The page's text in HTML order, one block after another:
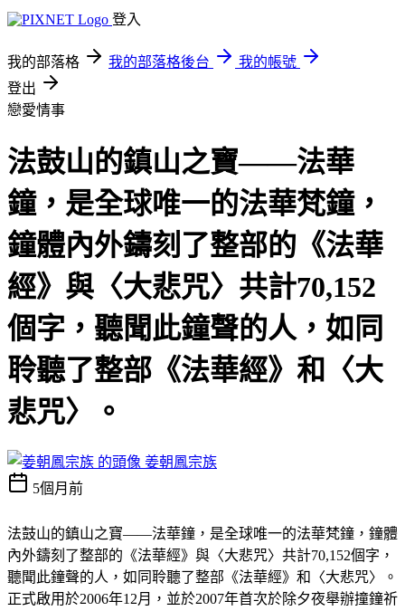
登入
我的部落格 我的部落格後台
我的帳號
登出
戀愛情事
法鼓山的鎮山之寶——法華
鐘，是全球唯一的法華梵鐘，
鐘體內外鑄刻了整部的《法華
經》與〈大悲咒〉共計70,152
個字，聽聞此鐘聲的人，如同
聆聽了整部《法華經》和〈大
悲咒〉。
姜朝鳳宗族
5個月前
法鼓山的鎮山之寶——法華鐘，是全球唯一的法華梵鐘，鐘體
內外鑄刻了整部的《法華經》與〈大悲咒〉共計70,152個字，
聽聞此鐘聲的人，如同聆聽了整部《法華經》和〈大悲咒〉。
正式啟用於2006年12月，並於2007年首次於除夕夜舉辦撞鐘祈